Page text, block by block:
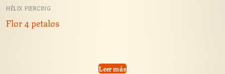
HÉLIX PIERCING
Flor 4 petalos
Leer más